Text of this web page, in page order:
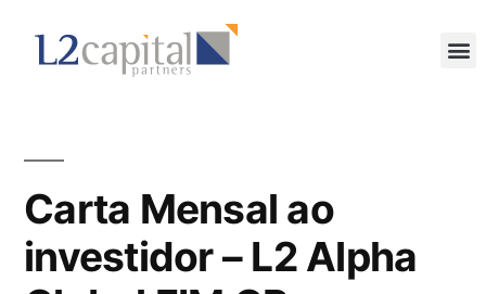
Carta Mensal ao
investidor – L2 Alpha